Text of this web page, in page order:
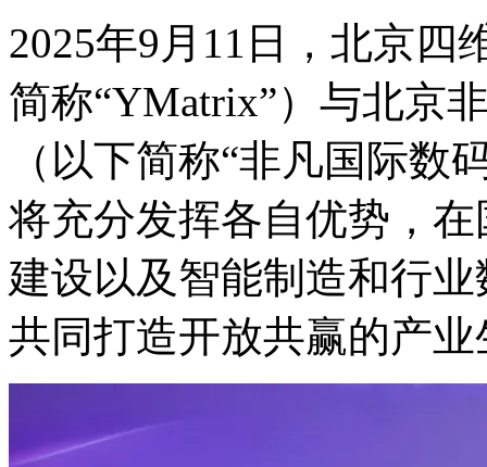
2025年9月11日，北京
简称“YMatrix”）与北京
（以下简称“非凡国际数
将充分发挥各自优势，
建设以及智能制造和行业
共同打造开放共赢的产业